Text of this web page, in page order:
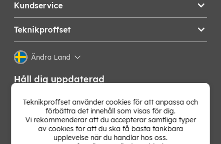
Kundservice
Teknikproffset
Ändra Land
Håll dig uppdaterad
Få de senaste nyheterna, hetaste erbjudandena och
bästa tipsen från oss direkt i din mejlkorg. Signa upp på
vårt nyhetsbrev!
Teknikproffset använder cookies för att anpassa och
förbättra det innehåll som visas för dig.
Vi rekommenderar att du accepterar samtliga typer
av cookies för att du ska få bästa tänkbara
upplevelse när du handlar hos oss.